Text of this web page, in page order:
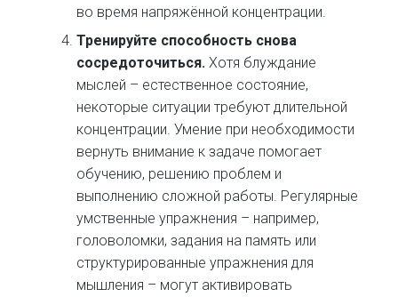
во время напряжённой концентрации.
Тренируйте способность снова
сосредоточиться. Хотя блуждание
мыслей – естественное состояние,
некоторые ситуации требуют длительной
концентрации. Умение при необходимости
вернуть внимание к задаче помогает
обучению, решению проблем и
выполнению сложной работы. Регулярные
умственные упражнения – например,
головоломки, задания на память или
структурированные упражнения для
мышления – могут активировать